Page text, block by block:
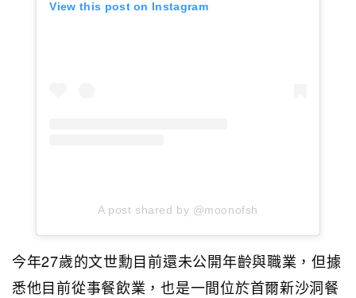
View this post on Instagram
A post shared by @moonofsh
今年27歲的文世勳目前還未公開年齡與職業，但據
悉他目前從事餐飲業，也是一間位於首爾新沙洞餐